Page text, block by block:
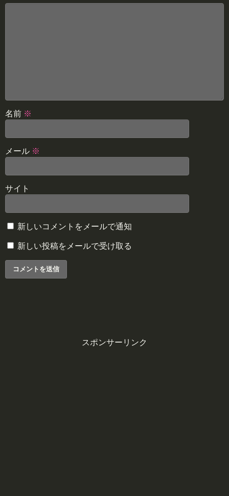
名前 ※
メール ※
サイト
新しいコメントをメールで通知
新しい投稿をメールで受け取る
スポンサーリンク